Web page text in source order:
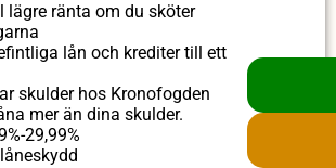
lägre ränta om du sköter
lån och krediter till ett
skulder hos Kronofogden
mer än dina skulder.
29,99%